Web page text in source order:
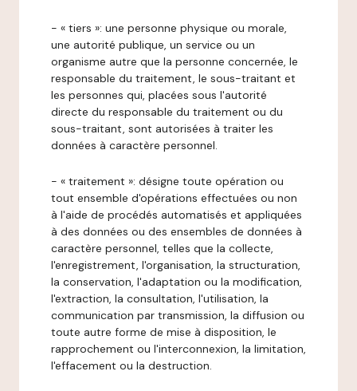
- « tiers »: une personne physique ou morale,
une autorité publique, un service ou un
organisme autre que la personne concernée, le
responsable du traitement, le sous-traitant et
les personnes qui, placées sous l'autorité
directe du responsable du traitement ou du
sous-traitant, sont autorisées à traiter les
données à caractère personnel.
- « traitement »: désigne toute opération ou
tout ensemble d'opérations effectuées ou non
à l'aide de procédés automatisés et appliquées
à des données ou des ensembles de données à
caractère personnel, telles que la collecte,
l'enregistrement, l'organisation, la structuration,
la conservation, l'adaptation ou la modification,
l'extraction, la consultation, l'utilisation, la
communication par transmission, la diffusion ou
toute autre forme de mise à disposition, le
rapprochement ou l'interconnexion, la limitation,
l'effacement ou la destruction.